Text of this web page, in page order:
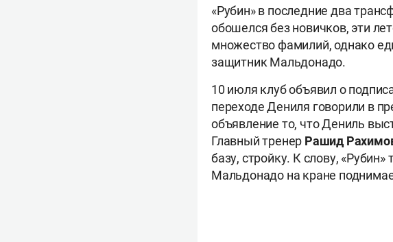
«Рубин» в последние два
обошелся без новичков, эти
множество фамилий, однако
защитник Мальдонадо.
10 июля клуб объявил о
переходе Дениля говорили в
объявление то, что Дениль
Главный тренер Рашид
базу, стройку. К слову,
Мальдонадо на кране